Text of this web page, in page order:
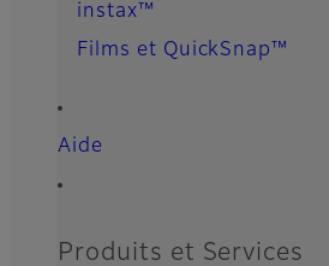
instax™
Films et QuickSnap™
Aide
Produits et Services